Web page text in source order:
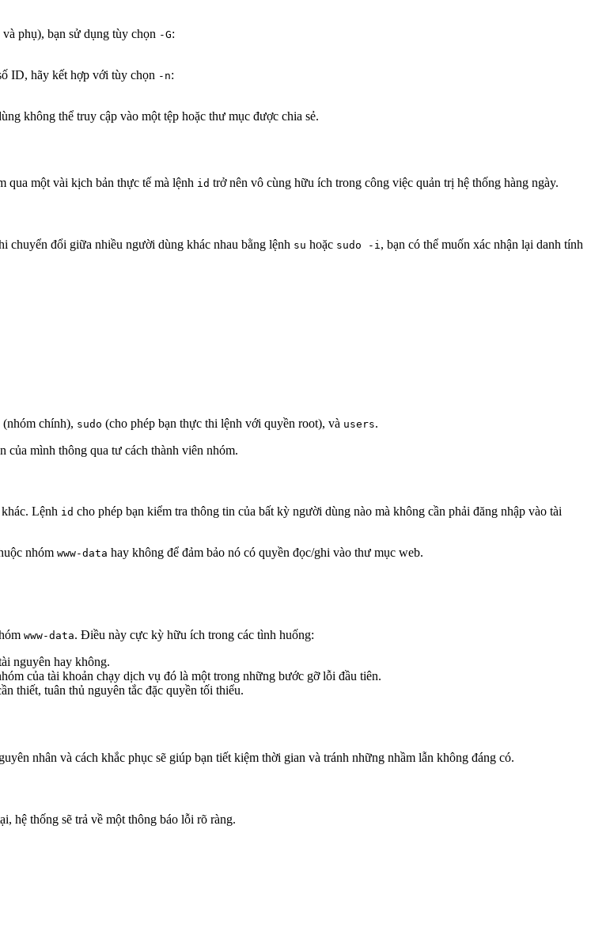
phụ), bạn sử dụng tùy chọn -G:
ID, hãy kết hợp với tùy chọn -n:
không thể truy cập vào một tệp hoặc thư mục được chia sẻ.
qua một vài kịch bản thực tế mà lệnh id trở nên vô cùng hữu ích trong công việc quản trị hệ thống hàng ngày.
chuyển đổi giữa nhiều người dùng khác nhau bằng lệnh su hoặc sudo -i , bạn có thể muốn xác nhận lại danh tính
(nhóm chính), sudo (cho phép bạn thực thi lệnh với quyền root), và users.
của mình thông qua tư cách thành viên nhóm.
Lệnh id cho phép bạn kiểm tra thông tin của bất kỳ người dùng nào mà không cần phải đăng nhập vào tài
nhóm www-data hay không để đảm bảo nó có quyền đọc/ghi vào thư mục web.
www-data. Điều này cực kỳ hữu ích trong các tình huống:
nguyên hay không.
của tài khoản chạy dịch vụ đó là một trong những bước gỡ lỗi đầu tiên.
thiết, tuân thủ nguyên tắc đặc quyền tối thiểu.
nhân và cách khắc phục sẽ giúp bạn tiết kiệm thời gian và tránh những nhầm lẫn không đáng có.
hệ thống sẽ trả về một thông báo lỗi rõ ràng.